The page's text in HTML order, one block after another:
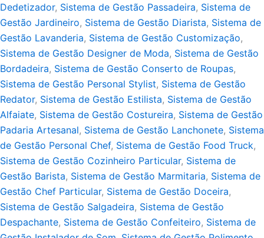
Dedetizador, Sistema de Gestão Passadeira, Sistema de
Gestão Jardineiro, Sistema de Gestão Diarista, Sistema de
Gestão Lavanderia, Sistema de Gestão Customização,
Sistema de Gestão Designer de Moda, Sistema de Gestão
Bordadeira, Sistema de Gestão Conserto de Roupas,
Sistema de Gestão Personal Stylist, Sistema de Gestão
Redator, Sistema de Gestão Estilista, Sistema de Gestão
Alfaiate, Sistema de Gestão Costureira, Sistema de Gestão
Padaria Artesanal, Sistema de Gestão Lanchonete, Sistema
de Gestão Personal Chef, Sistema de Gestão Food Truck,
Sistema de Gestão Cozinheiro Particular, Sistema de
Gestão Barista, Sistema de Gestão Marmitaria, Sistema de
Gestão Chef Particular, Sistema de Gestão Doceira,
Sistema de Gestão Salgadeira, Sistema de Gestão
Despachante, Sistema de Gestão Confeiteiro, Sistema de